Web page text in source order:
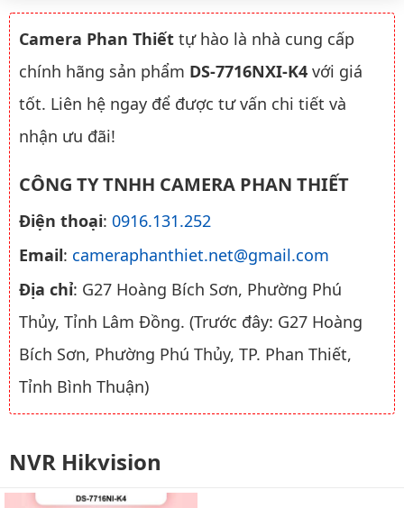
Camera Phan Thiết tự hào là nhà cung cấp
chính hãng sản phẩm DS-7716NXI-K4 với giá
tốt. Liên hệ ngay để được tư vấn chi tiết và
nhận ưu đãi!
CÔNG TY TNHH CAMERA PHAN THIẾT
Điện thoại: 0916.131.252
Email: cameraphanthiet.net@gmail.com
Địa chỉ: G27 Hoàng Bích Sơn, Phường Phú
Thủy, Tỉnh Lâm Đồng. (Trước đây: G27 Hoàng
Bích Sơn, Phường Phú Thủy, TP. Phan Thiết,
Tỉnh Bình Thuận)
NVR Hikvision